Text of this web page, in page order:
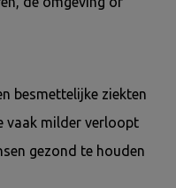
besmettelijke ziekten
vaak milder verloopt
gezond te houden